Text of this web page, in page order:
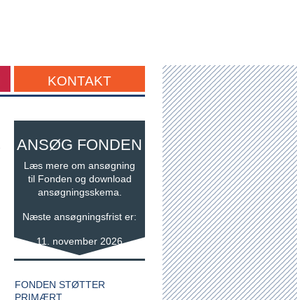
KONTAKT
ANSØG FONDEN
Læs mere om ansøgning
til Fonden og download
ansøgningsskema.
Næste ansøgningsfrist er:
11. november 2026
FONDEN STØTTER
PRIMÆRT